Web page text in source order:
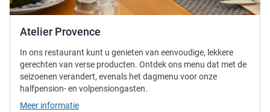
Atelier Provence
In ons restaurant kunt u genieten van eenvoudige, lekkere
gerechten van verse producten. Ontdek ons menu dat met de
seizoenen verandert, evenals het dagmenu voor onze
halfpension- en volpensiongasten.
Meer informatie